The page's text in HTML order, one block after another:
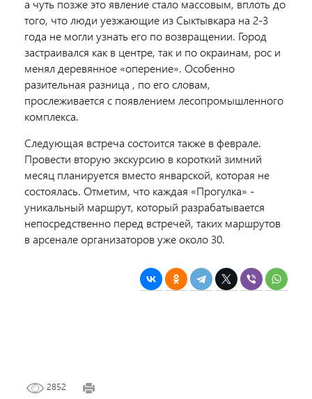
а чуть позже это явление стало массовым, вплоть до
того, чтолюди уезжающие из Сыктывкара на 2-3
года не могли узнать его по возвращении. Город
застраивался как в центре, так и по окраинам, рос и
менял деревянное «оперение». Особенно
разительная разница , по его словам,
прослеживается с появлением лесопромышленного
комплекса.
Следующая встреча состоится также в феврале.
Провести вторую экскурсию в короткий зимний
месяц планируется вместо январской, которая не
состоялась. Отметим, что каждая «Прогулка» -
уникальный маршрут, который разрабатывается
непосредственно перед встречей, таких маршрутов
в арсенале организаторов уже около 30.
2852